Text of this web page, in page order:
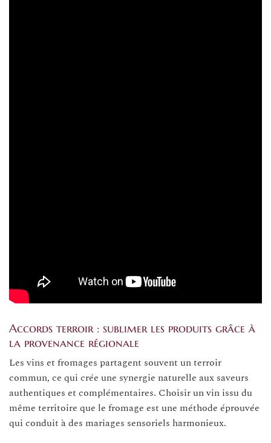
Accords terroir : sublimer les produits grâce à
la provenance régionale
Les vins et fromages partagent souvent un terroir
commun, ce qui crée une synergie naturelle aux saveurs
authentiques et complémentaires. Choisir un vin issu du
même territoire que le fromage est une méthode éprouvée
qui conduit à des mariages sensoriels harmonieux.